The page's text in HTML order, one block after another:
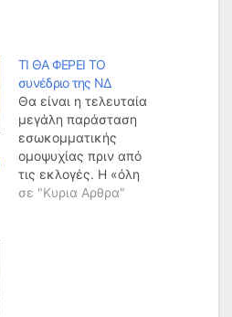
ΤΙ ΘΑ ΦΕΡΕΙ ΤΟ
συνέδριο της ΝΔ
Θα είναι η τελευταία
μεγάλη παράσταση
εσωκομματικής
ομοψυχίας πριν από
τις εκλογές. Η «όλη
ΝΔ» θα βρίσκεται
σε "Κυρια Αρθρα"